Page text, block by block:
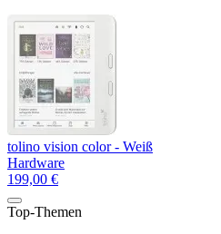
tolino vision color - Weiß
Hardware
199,00 €
Top-Themen